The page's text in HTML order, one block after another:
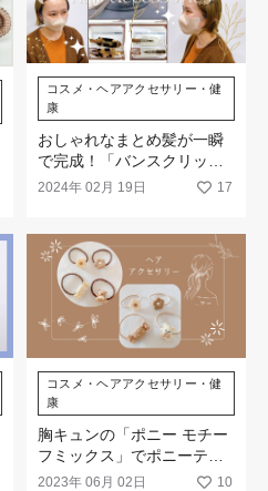
コスメ・ヘアアクセサリー・健
康
おしゃれなまとめ髪が一瞬
で完成！「バンスクリッ
プ」「前髪クリップ」が新
2024年 02月 19日 17
コスメ・ヘアアクセサリー・健
康
胸キュンの「ポニー モチー
フミックス」でポニーテー
ルをもっとかわいく☆
2023年 06月 02日 10